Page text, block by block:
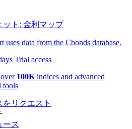
ット: 金利マップ
uses data from the Cbonds database.
Trial access
100K indices and advanced
tools
をリクエスト
ース